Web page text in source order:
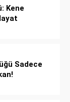
Kene
Sadece